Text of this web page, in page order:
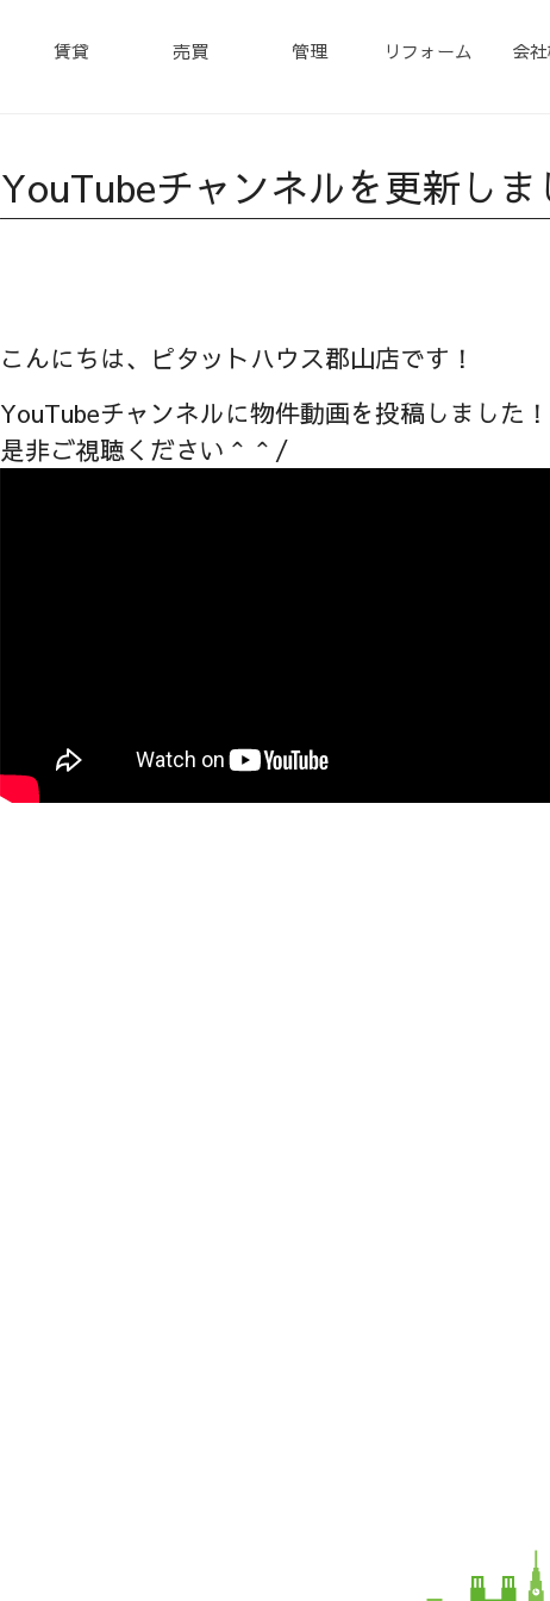
賃貸 売買 管理 リフォーム 会
YouTubeチャンネルを更新しま
こんにちは、ピタットハウス郡山店です！
YouTubeチャンネルに物件動画を投稿しました！
是非ご視聴ください＾＾/